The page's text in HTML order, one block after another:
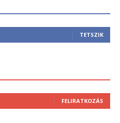
TETSZIK
FELIRATKOZÁS